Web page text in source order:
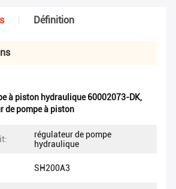
Définition
à piston hydraulique 60002073-DK,
de pompe à piston
régulateur de pompe
hydraulique
SH200A3